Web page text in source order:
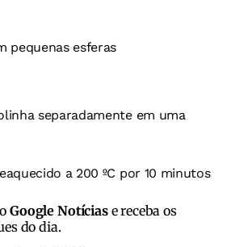
pequenas esferas
separadamente em uma
a 200 ºC por 10 minutos
Google Notíciase receba os
do dia.